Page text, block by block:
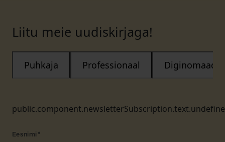
Liitu meie uudiskirjaga!
Puhkaja Professionaal Diginomaad
Eesnimi *